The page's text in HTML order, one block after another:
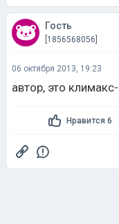
Гость
[1856568056]
06 октября 2013, 19:23
автор, это
Нравится 6